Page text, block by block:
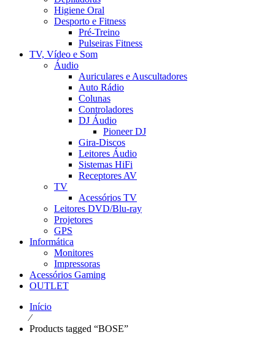
Higiene Oral
Desporto e Fitness
Pré-Treino
Pulseiras Fitness
TV, Vídeo e Som
Áudio
Auriculares e Auscultadores
Auto Rádio
Colunas
Controladores
DJ Áudio
Pioneer DJ
Gira-Discos
Leitores Áudio
Sistemas HiFi
Receptores AV
TV
Acessórios TV
Leitores DVD/Blu-ray
Projetores
GPS
Informática
Monitores
Impressoras
Acessórios Gaming
OUTLET
Início
⁄
Products tagged “BOSE”